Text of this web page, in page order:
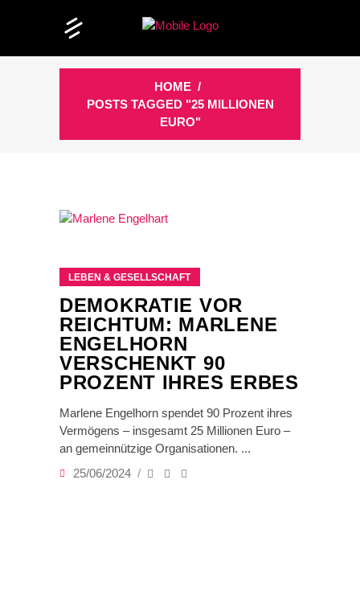
HOME /
POSTS TAGGED "25 MILLIONEN
EURO"
LEBEN & GESELLSCHAFT
DEMOKRATIE VOR
REICHTUM: MARLENE
ENGELHORN
VERSCHENKT 90
PROZENT IHRES ERBES
Marlene Engelhorn spendet 90 Prozent ihres
Vermögens – insgesamt 25 Millionen Euro –
an gemeinnützige Organisationen.
25/06/2024